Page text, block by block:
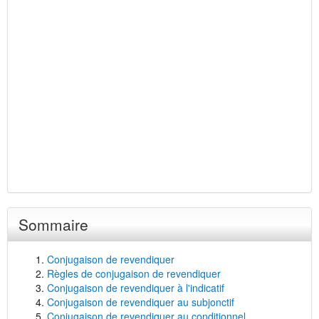
Sommaire
Conjugaison de revendiquer
Règles de conjugaison de revendiquer
Conjugaison de revendiquer à l'indicatif
Conjugaison de revendiquer au subjonctif
Conjugaison de revendiquer au conditionnel